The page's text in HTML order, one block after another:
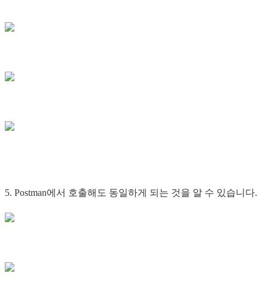
5. Postman에서 호출해도 동일하게 되는 것을 알 수 있습니다.